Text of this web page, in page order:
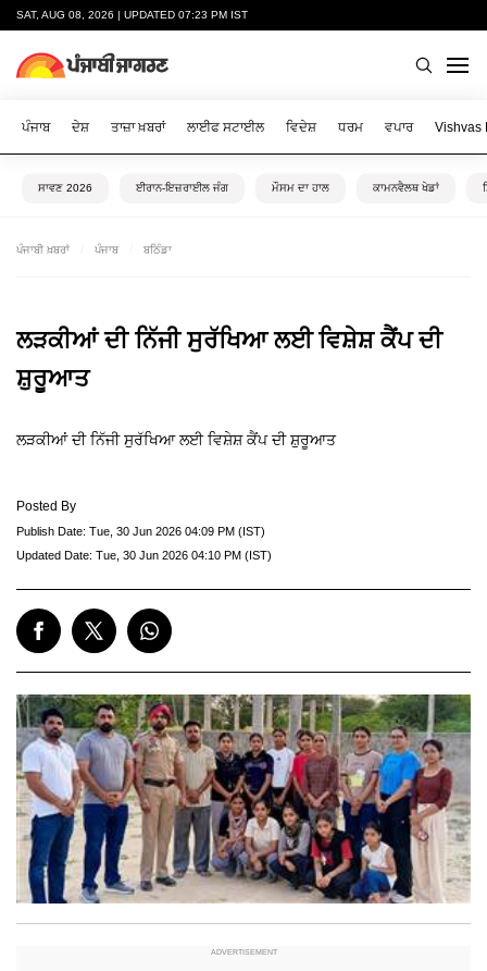
SAT, AUG 08, 2026 | UPDATED 07:23 PM IST
ਪੰਜਾਬ ਦੇਸ਼ ਤਾਜ਼ਾ ਖ਼ਬਰਾਂ ਲਾਈਫ ਸਟਾਈਲ ਵਿਦੇਸ਼ ਧਰਮ ਵਪਾਰ Vishvas
ਸਾਵਣ 2026 ਈਰਾਨ-ਇਜ਼ਰਾਈਲ ਜੰਗ ਮੌਸਮ ਦਾ ਹਾਲ ਕਾਮਨਵੈਲਥ ਖੇਡਾਂ
ਪੰਜਾਬੀ ਖ਼ਬਰਾਂ ਪੰਜਾਬ ਬਠਿੰਡਾ
ਲੜਕੀਆਂ ਦੀ ਨਿੱਜੀ ਸੁਰੱਖਿਆ ਲਈ ਵਿਸ਼ੇਸ਼ ਕੈਂਪ ਦੀ
ਸ਼ੁਰੂਆਤ
ਲੜਕੀਆਂ ਦੀ ਨਿੱਜੀ ਸੁਰੱਖਿਆ ਲਈ ਵਿਸ਼ੇਸ਼ ਕੈਂਪ ਦੀ ਸ਼ੁਰੂਆਤ
Posted By
Publish Date: Tue, 30 Jun 2026 04:09 PM (IST)
Updated Date: Tue, 30 Jun 2026 04:10 PM (IST)